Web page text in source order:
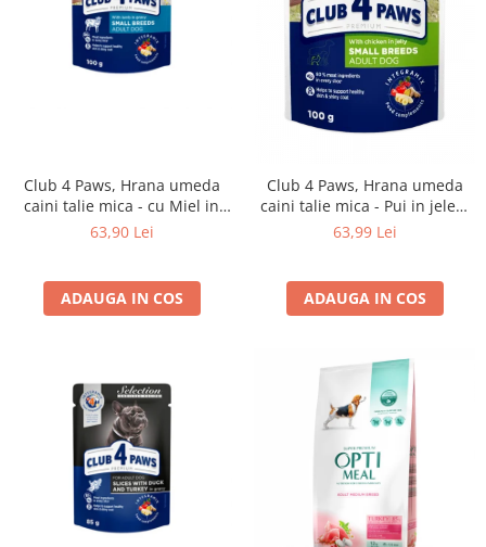
Club 4 Paws, Hrana umeda
caini talie mica - cu Miel in
sos, set 24*100g
63,90 Lei
ADAUGA IN COS
Club 4 Paws, Hrana umeda
caini talie mica - Pui in jeleu,
set 24x100g
63,99 Lei
ADAUGA IN COS